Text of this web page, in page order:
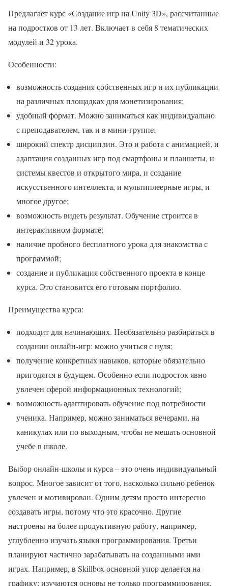
Предлагает курс «Создание игр на Unity 3D», рассчитанные
на подростков от 13 лет. Включает в себя 8 тематических
модулей и 32 урока.
Особенности:
возможность создания собственных игр и их публикации
на различных площадках для монетизирования;
удобный формат. Можно заниматься как индивидуально
с преподавателем, так и в мини-группе;
широкий спектр дисциплин. Это и работа с анимацией, и
адаптация созданных игр под смартфоны и планшеты, и
системы квестов и открытого мира, и создание
искусственного интеллекта, и мультиплеерные игры, и
многое другое;
возможность видеть результат. Обучение строится в
интерактивном формате;
наличие пробного бесплатного урока для знакомства с
программой;
создание и публикация собственного проекта в конце
курса. Это становится его готовым портфолио.
Преимущества курса:
подходит для начинающих. Необязательно разбираться в
создании онлайн-игр: можно учиться с нуля;
получение конкретных навыков, которые обязательно
пригодятся в будущем. Особенно если подросток явно
увлечен сферой информационных технологий;
возможность адаптировать обучение под потребности
ученика. Например, можно заниматься вечерами, на
каникулах или по выходным, чтобы не мешать основной
учебе в школе.
Выбор онлайн-школы и курса – это очень индивидуальный
вопрос. Многое зависит от того, насколько сильно ребенок
увлечен и мотивирован. Одним детям просто интересно
создавать игры, потому что это красочно. Другие
настроены на более продуктивную работу, например,
углубленно изучать языки программирования. Третьи
планируют частично зарабатывать на созданными ими
играх. Например, в Skillbox основной упор делается на
графику: изучаются основы не только программирования,